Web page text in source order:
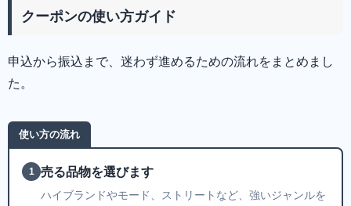
クーポンの使い方ガイド
申込から振込まで、迷わず進めるための流れをまとめまし
た。
使い方の流れ
1 売る品物を選びます
ハイブランドやモード、ストリートなど、強いジャンルを